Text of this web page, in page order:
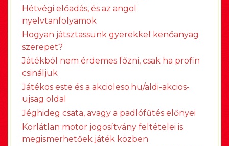
Hétvégi előadás, és az angol
nyelvtanfolyamok
Hogyan játsztassunk gyerekkel kenőanyag
szerepet?
Játékból nem érdemes főzni, csak ha profin
csináljuk
Játékos este és a akcioleso.hu/aldi-akcios-
ujsag oldal
Jéghideg csata, avagy a padlófűtés előnyei
Korlátlan motor jogosítvány feltételei is
megismerhetőek játék közben